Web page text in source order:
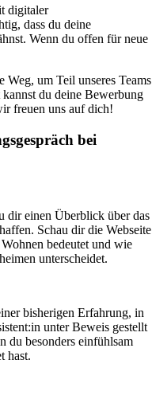
digitaler
dass du deine
Wenn du offen für neue
Weg, um Teil unseres Teams
du deine Bewerbung
freuen uns auf dich!
bei
dir einen Überblick über das
Schau dir die Webseite
bedeutet und wie
unterscheidet.
bisherigen Erfahrung, in
unter Beweis gestellt
du besonders einfühlsam
hast.